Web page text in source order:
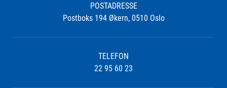
POSTADRESSE
Postboks 194 Økern, 0510 Oslo
TELEFON
22 95 60 23